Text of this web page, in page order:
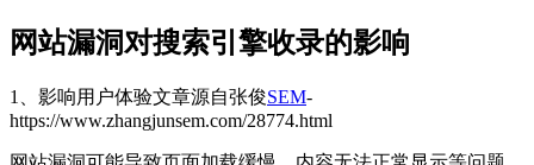
网站漏洞对搜索引擎收录的影响
1、影响用户体验文章源自张俊SEM-
https://www.zhangjunsem.com/28774.html